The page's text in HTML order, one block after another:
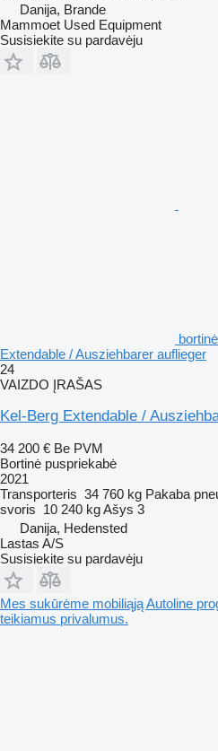
Danija, Brande
Mammoet Used Equipment
Susisiekite su pardavėju
Extendable / Ausziehbarer auflieger
24
VAIZDO ĮRAŠAS
Kel-Berg Extendable /
34 200 € Be PVM
Bortinė puspriekabė
2021
Transporteris 34 760 kg Pakaba
svoris 10 240 kgAšys 3
Danija, Hedensted
Lastas A/S
Susisiekite su pardavėju
Mes sukūrėme mobiliąją Autoline
teikiamus privalumus.